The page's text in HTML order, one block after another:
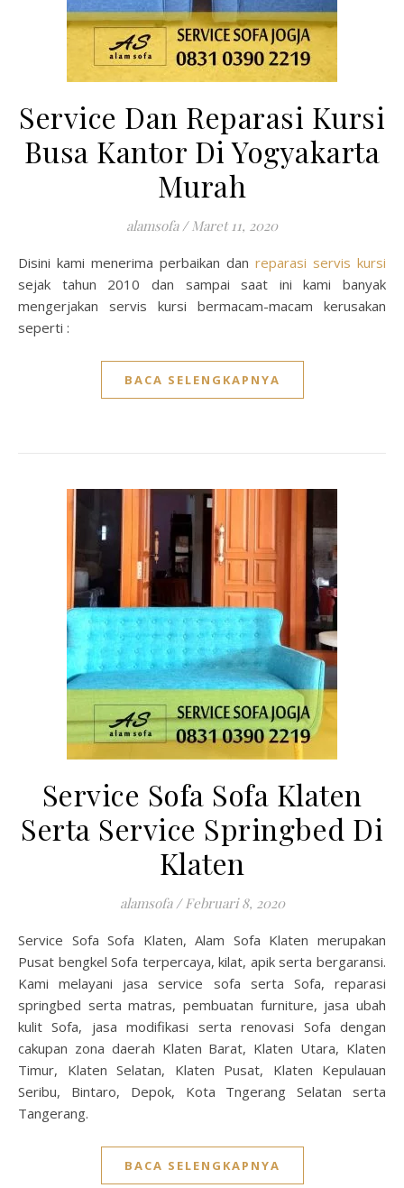
Service Dan Reparasi Kursi
Busa Kantor Di Yogyakarta
Murah
alamsofa / Maret 11, 2020
Disini kami menerima perbaikan dan reparasi servis kursi
sejak tahun 2010 dan sampai saat ini kami banyak
mengerjakan servis kursi bermacam-macam kerusakan
seperti :
BACA SELENGKAPNYA
Service Sofa Sofa Klaten
Serta Service Springbed Di
Klaten
alamsofa / Februari 8, 2020
Service Sofa Sofa Klaten, Alam Sofa Klaten merupakan
Pusat bengkel Sofa terpercaya, kilat, apik serta bergaransi.
Kami melayani jasa service sofa serta Sofa, reparasi
springbed serta matras, pembuatan furniture, jasa ubah
kulit Sofa, jasa modifikasi serta renovasi Sofa dengan
cakupan zona daerah Klaten Barat, Klaten Utara, Klaten
Timur, Klaten Selatan, Klaten Pusat, Klaten Kepulauan
Seribu, Bintaro, Depok, Kota Tngerang Selatan serta
Tangerang.
BACA SELENGKAPNYA